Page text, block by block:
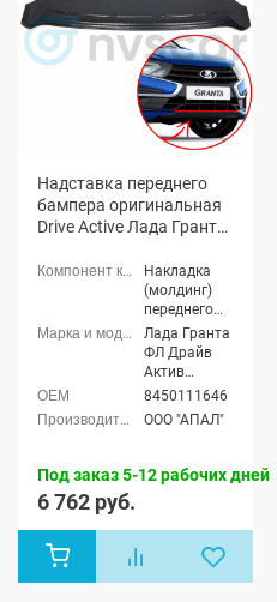
Надставка переднего
бампера оригинальная
Drive Active Лада Гранта
(неокрашенная)Накладка
(молдинг)
переднего
бампера
Лада Гранта
ФЛ Драйв
Актив
лифтбек
8450111646
ООО "АПАЛ"
Под заказ 5-12 рабочих дней
6 762 руб.